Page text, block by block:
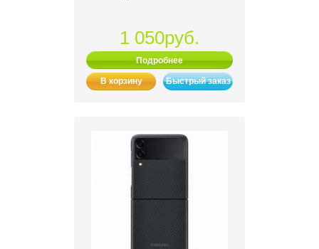
1 050руб.
Подробнее
В корзину Быстрый заказ